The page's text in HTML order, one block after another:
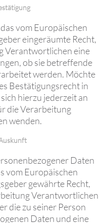
vom Europäischen
eingeräumte Recht,
Verantwortlichen eine
ob sie betreffende
werden. Möchte
Bestätigungsrecht in
hierzu jederzeit an
die Verarbeitung
wenden.
Daten
vom Europäischen
gewährte Recht,
Verantwortlichen
die zu seiner Person
Daten und eine